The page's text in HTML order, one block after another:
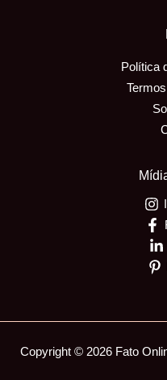
Política
Copyright © 2026 Fato